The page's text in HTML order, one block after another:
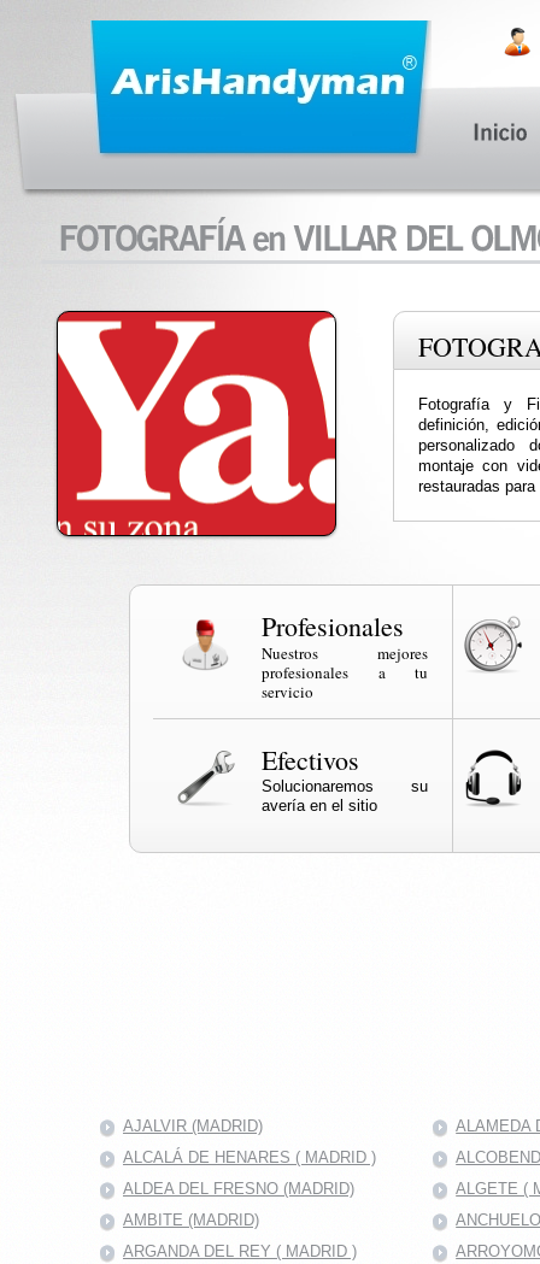
Fotografía y
definición,
personalizado
montaje con
restauradas
Profesionales
Nuestros mejores
profesionales a tu
servicio
Efectivos
Solucionaremos su
avería en el sitio
AJALVIR (MADRID)
ALAMEDA
ALCALÁ DE HENARES ( MADRID )
ALDEA DEL FRESNO (MADRID)
ALGETE (
AMBITE (MADRID)
ARGANDA DEL REY ( MADRID )